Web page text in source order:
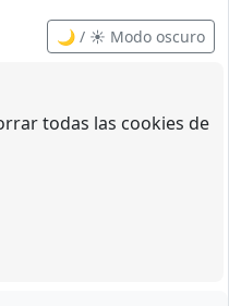
🌙 / ☀️ Modo oscuro
todas las cookies de